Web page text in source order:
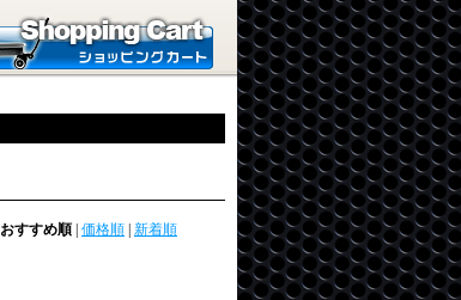
おすすめ順 価格順 新着順